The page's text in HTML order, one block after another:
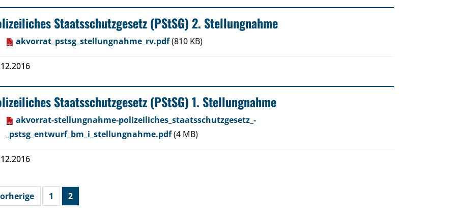
Staatsschutzgesetz (PStSG) 2. Stellungnahme
akvorrat_pstsg_stellungnahme_rv.pdf(810 KB)
Staatsschutzgesetz (PStSG) 1. Stellungnahme
akvorrat-stellungnahme-polizeiliches_staatsschutzgesetz_-
_pstsg_entwurf_bm_i_stellungnahme.pdf(4 MB)
1 2